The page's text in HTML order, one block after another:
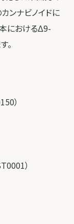
ンナビノイドに
におけるΔ9-
。
）
）